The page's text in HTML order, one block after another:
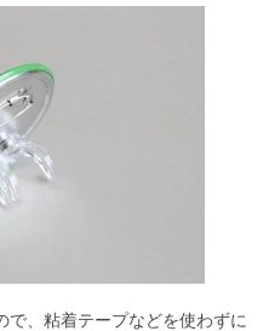
で、粘着テープなどを使わずに